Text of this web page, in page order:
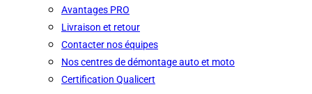
Avantages PRO
Livraison et retour
Contacter nos équipes
Nos centres de démontage auto et moto
Certification Qualicert